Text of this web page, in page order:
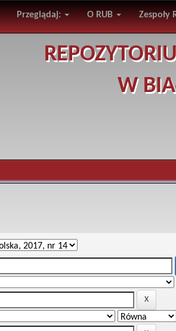
Przeglądaj: O RUB Zespoły
W